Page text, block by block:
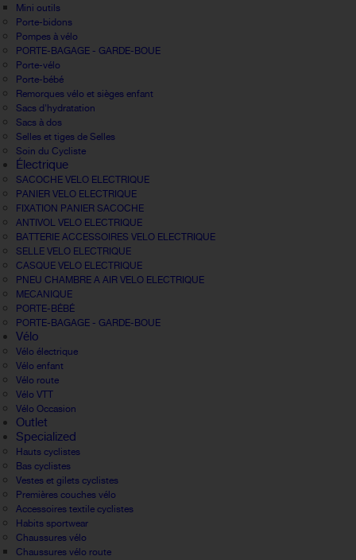
Mini outils
Porte-bidons
Pompes à vélo
PORTE-BAGAGE - GARDE-BOUE
Porte-vélo
Porte-bébé
Remorques vélo et sièges enfant
Sacs d'hydratation
Sacs à dos
Selles et tiges de Selles
Soin du Cycliste
Électrique
SACOCHE VELO ELECTRIQUE
PANIER VELO ELECTRIQUE
FIXATION PANIER SACOCHE
ANTIVOL VELO ELECTRIQUE
BATTERIE ACCESSOIRES VELO ELECTRIQUE
SELLE VELO ELECTRIQUE
CASQUE VELO ELECTRIQUE
PNEU CHAMBRE A AIR VELO ELECTRIQUE
MECANIQUE
PORTE-BÉBÉ
PORTE-BAGAGE - GARDE-BOUE
Vélo
Vélo électrique
Vélo enfant
Vélo route
Vélo VTT
Vélo Occasion
Outlet
Specialized
Hauts cyclistes
Bas cyclistes
Vestes et gilets cyclistes
Premières couches vélo
Accessoires textile cyclistes
Habits sportwear
Chaussures vélo
Chaussures vélo route